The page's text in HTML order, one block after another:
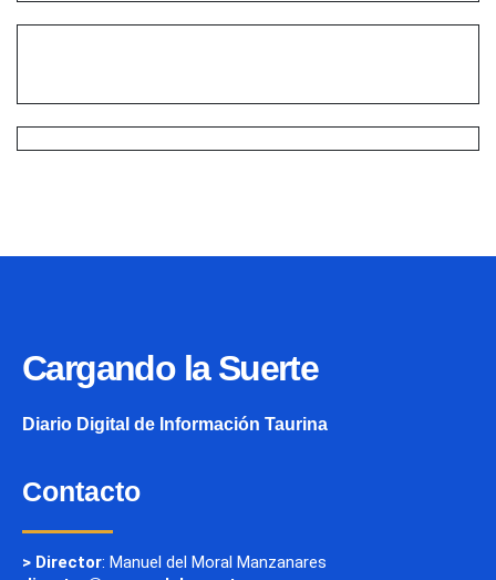
Cargando la Suerte
Diario Digital de Información Taurina
Contacto
> Director: Manuel del Moral Manzanares